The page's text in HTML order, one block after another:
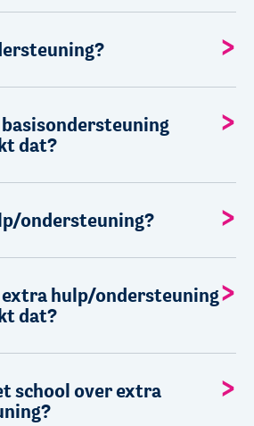
dat?
ondersteuning?
hulp/ondersteuning
dat?
school over extra